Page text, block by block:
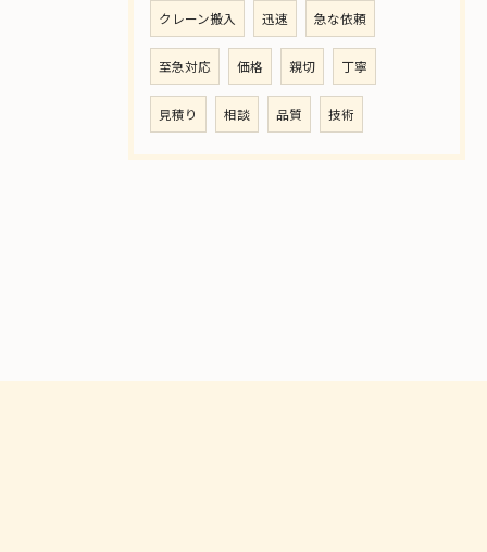
クレーン搬入 迅速 急な依頼
至急対応 価格 親切 丁寧
見積り 相談 品質 技術